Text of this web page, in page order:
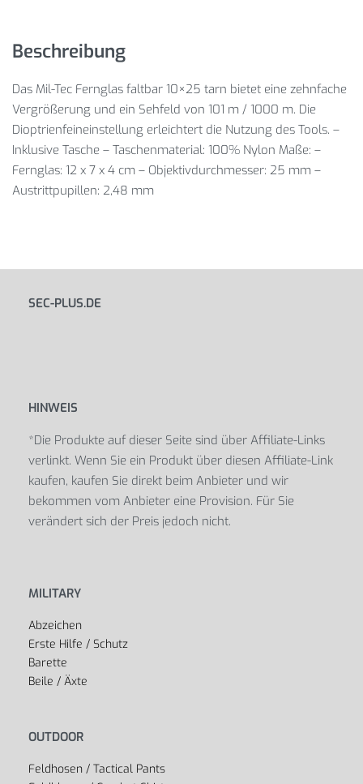
Beschreibung
Das Mil-Tec Fernglas faltbar 10×25 tarn bietet eine zehnfache
Vergrößerung und ein Sehfeld von 101 m / 1000 m. Die
Dioptrienfeineinstellung erleichtert die Nutzung des Tools. –
Inklusive Tasche – Taschenmaterial: 100% Nylon Maße: –
Fernglas: 12 x 7 x 4 cm – Objektivdurchmesser: 25 mm –
Austrittpupillen: 2,48 mm
SEC-PLUS.DE
HINWEIS
*Die Produkte auf dieser Seite sind über Affiliate-Links
verlinkt. Wenn Sie ein Produkt über diesen Affiliate-Link
kaufen, kaufen Sie direkt beim Anbieter und wir
bekommen vom Anbieter eine Provision. Für Sie
verändert sich der Preis jedoch nicht.
MILITARY
Abzeichen
Erste Hilfe / Schutz
Barette
Beile / Äxte
OUTDOOR
Feldhosen / Tactical Pants